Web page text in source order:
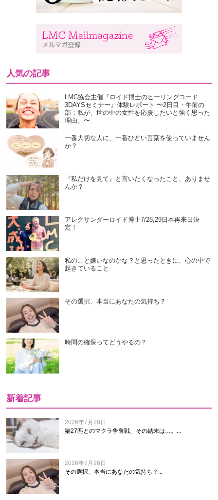
人気の記事
LMC協会主催『ロイド博士のヒーリングコード
3DAYSセミナー』体験レポート 〜2日目・午前の
部：私が、世の中の女性を応援したいと強く思った
理由。〜
一番大切な人に、一番ひどい言葉を使っていません
か？
『私だけを見て』と言いたくなったこと、ありませ
んか？
アレクサンダーロイド博士7/28,29日本再来日決
定！
私のこと嫌いなのかな？と思ったときに、心の中で
起きていること
その選択、本当にあなたの気持ち？
時間の確保ってどうやるの？
新着記事
2026年7月28日
猫27匹とのマクラ争奪戦、その結末は…。...
2026年7月26日
その選択、本当にあなたの気持ち？...